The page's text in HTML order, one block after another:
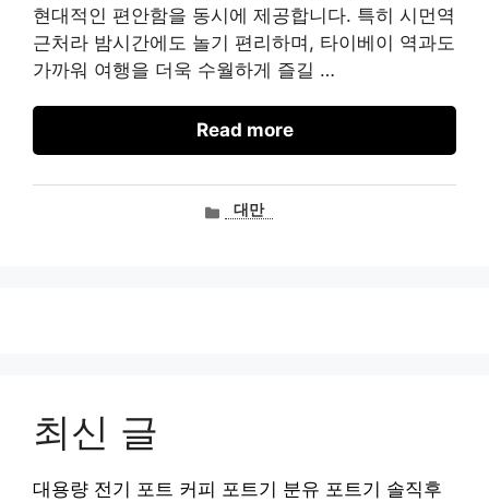
현대적인 편안함을 동시에 제공합니다. 특히 시먼역
근처라 밤시간에도 놀기 편리하며, 타이베이 역과도
가까워 여행을 더욱 수월하게 즐길 …
Read more
카대만
최신 글
대용량 전기 포트 커피 포트기 분유 포트기 솔직후